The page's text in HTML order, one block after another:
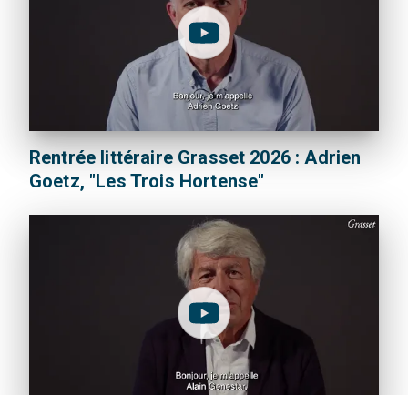
Rentrée littéraire Grasset 2026 : Adrien
Goetz, "Les Trois Hortense"